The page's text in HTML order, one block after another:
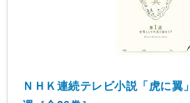
ＮＨＫ連続テレビ小説「虎に